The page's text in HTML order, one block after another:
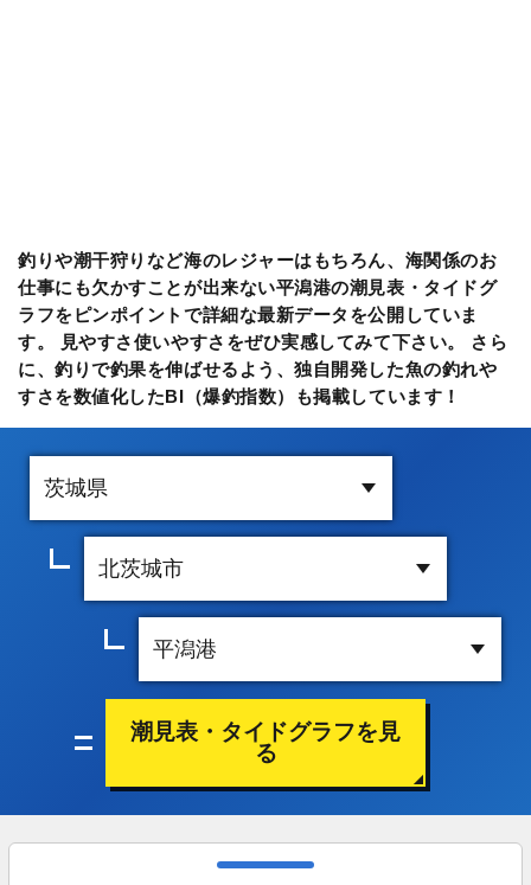
釣りや潮干狩りなど海のレジャーはもちろん、海関係のお
仕事にも欠かすことが出来ない平潟港の潮見表・タイドグ
ラフをピンポイントで詳細な最新データを公開していま
す。 見やすさ使いやすさをぜひ実感してみて下さい。 さら
に、釣りで釣果を伸ばせるよう、独自開発した魚の釣れや
すさを数値化したBI（爆釣指数）も掲載しています！
潮見表・タイドグラフを見
る